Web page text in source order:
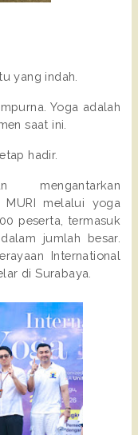
yang indah.
Yoga adalah
saat ini.
hadir.
mengantarkan
MURI melalui yoga
peserta, termasuk
jumlah besar.
International
di Surabaya.